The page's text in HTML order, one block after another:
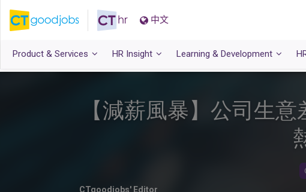
中文
Product & Services HR Insight Learning & Development
【減薪風暴】公司生
CTgoodjobs' Editor